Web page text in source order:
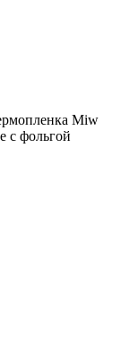
Miw
с фольгой